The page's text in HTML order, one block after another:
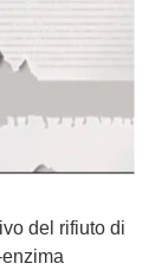
del rifiuto di